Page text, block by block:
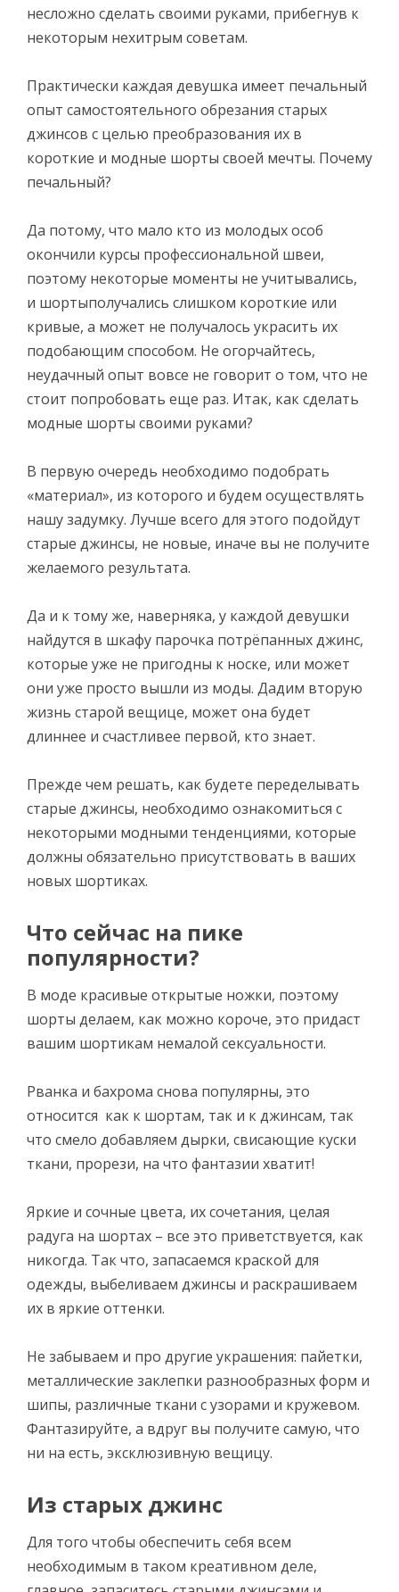
несложно сделать своими руками, прибегнув к
некоторым нехитрым советам.
Практически каждая девушка имеет печальный
опыт самостоятельного обрезания старых
джинсов с целью преобразования их в
короткие и модные шорты своей мечты. Почему
печальный?
Да потому, что мало кто из молодых особ
окончили курсы профессиональной швеи,
поэтому некоторые моменты не учитывались,
и шортыполучались слишком короткие или
кривые, а может не получалось украсить их
подобающим способом. Не огорчайтесь,
неудачный опыт вовсе не говорит о том, что не
стоит попробовать еще раз. Итак, как сделать
модные шорты своими руками?
В первую очередь необходимо подобрать
«материал», из которого и будем осуществлять
нашу задумку. Лучше всего для этого подойдут
старые джинсы, не новые, иначе вы не получите
желаемого результата.
Да и к тому же, наверняка, у каждой девушки
найдутся в шкафу парочка потрёпанных джинс,
которые уже не пригодны к носке, или может
они уже просто вышли из моды. Дадим вторую
жизнь старой вещице, может она будет
длиннее и счастливее первой, кто знает.
Прежде чем решать, как будете переделывать
старые джинсы, необходимо ознакомиться с
некоторыми модными тенденциями, которые
должны обязательно присутствовать в ваших
новых шортиках.
Что сейчас на пике
популярности?
В моде красивые открытые ножки, поэтому
шорты делаем, как можно короче, это придаст
вашим шортикам немалой сексуальности.
Рванка и бахрома снова популярны, это
относится как к шортам, так и к джинсам, так
что смело добавляем дырки, свисающие куски
ткани, прорези, на что фантазии хватит!
Яркие и сочные цвета, их сочетания, целая
радуга на шортах – все это приветствуется, как
никогда. Так что, запасаемся краской для
одежды, выбеливаем джинсы и раскрашиваем
их в яркие оттенки.
Не забываем и про другие украшения: пайетки,
металлические заклепки разнообразных форм и
шипы, различные ткани с узорами и кружевом.
Фантазируйте, а вдруг вы получите самую, что
ни на есть, эксклюзивную вещицу.
Из старых джинс
Для того чтобы обеспечить себя всем
необходимым в таком креативном деле,